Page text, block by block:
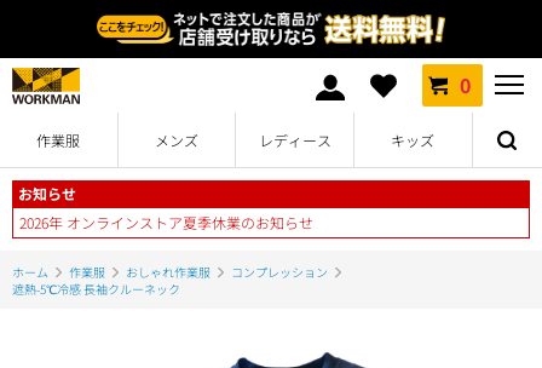
0
作業服 メンズ レディース キッズ
お知らせ
2026年 オンラインストア夏季休業のお知らせ
ホーム 作業服 おしゃれ作業服
コンプレッション
遮熱-5℃冷感 長袖クルーネック